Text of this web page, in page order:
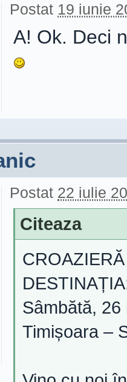
Postat 19 iunie
A! Ok. Deci
Postat 22 iulie
Citeaza
Sâmbătă, 26
Timișoara –